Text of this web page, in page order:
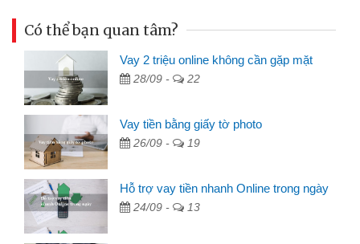
Có thể bạn quan tâm?
Vay 2 triệu online không cần gặp mặt
28/09 - 22
Vay tiền bằng giấy tờ photo
26/09 - 19
Hỗ trợ vay tiền nhanh Online trong ngày
24/09 - 13